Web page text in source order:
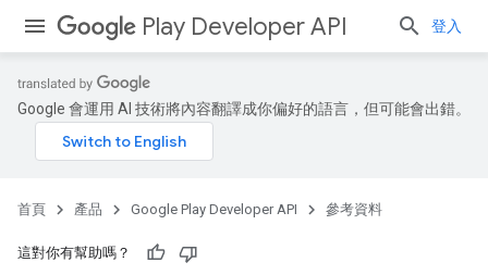
Play Developer API 登入
Google 會運用 AI 技術將內容翻譯成你偏好的語言，但可能會出錯。
首頁 產品 Google Play Developer API 參考資料
這對你有幫助嗎？